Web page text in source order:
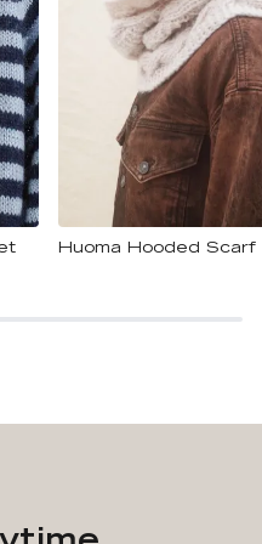
Huoma Hooded Scarf